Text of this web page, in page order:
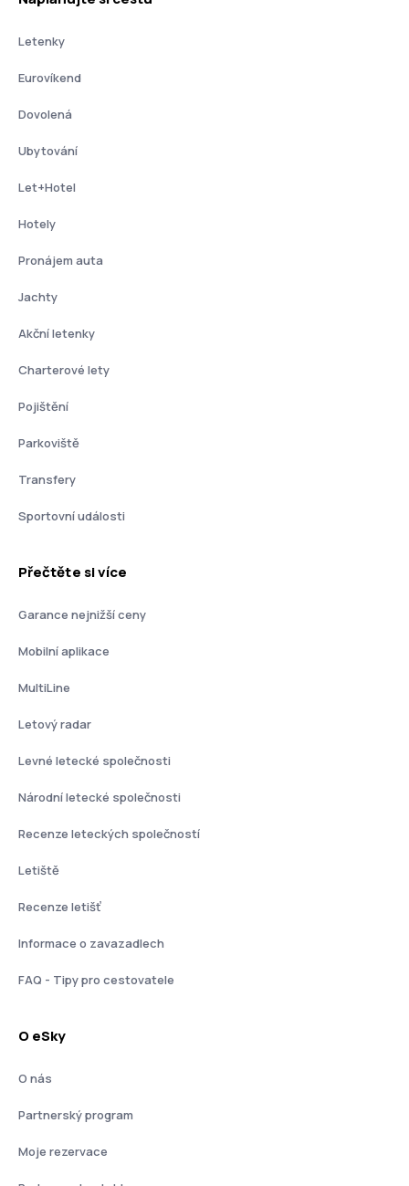
Letenky
Eurovíkend
Dovolená
Ubytování
Let+Hotel
Hotely
Pronájem auta
Jachty
Akční letenky
Charterové lety
Pojištění
Parkoviště
Transfery
Sportovní události
Přečtěte si více
Garance nejnižší ceny
Mobilní aplikace
MultiLine
Letový radar
Levné letecké společnosti
Národní letecké společnosti
Recenze leteckých společností
Letiště
Recenze letišť
Informace o zavazadlech
FAQ - Tipy pro cestovatele
O eSky
O nás
Partnerský program
Moje rezervace